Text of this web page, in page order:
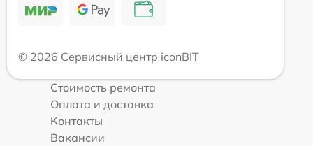
© 2026 Сервисный центр iconBIT
Стоимость ремонта
Оплата и доставка
Контакты
Вакансии